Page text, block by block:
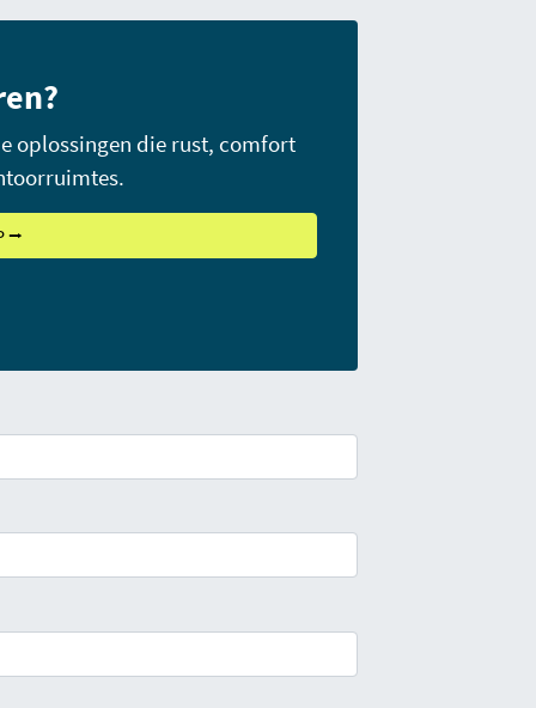
oplossingen die rust, comfort
⭢